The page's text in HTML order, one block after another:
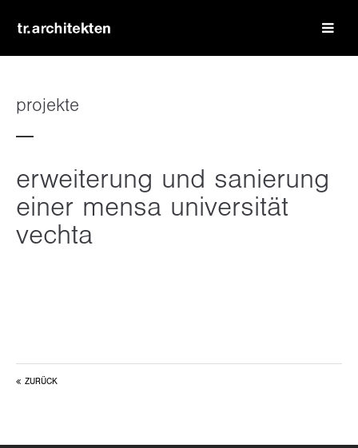
passwort
projekte
erweiterung und sanierung
einer mensa universität
vechta
ZURÜCK